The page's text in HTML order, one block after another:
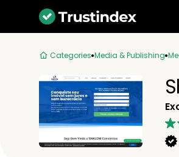
Categories Media & Publishing